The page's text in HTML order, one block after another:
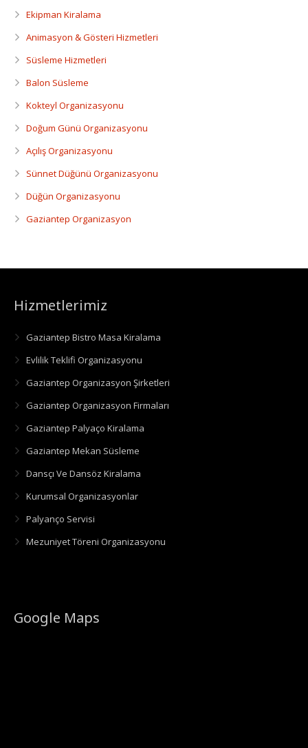
Ekipman Kiralama
Animasyon & Gösteri Hizmetleri
Süsleme Hizmetleri
Balon Süsleme
Kokteyl Organizasyonu
Doğum Günü Organizasyonu
Açılış Organizasyonu
Sünnet Düğünü Organizasyonu
Düğün Organizasyonu
Gaziantep Organizasyon
Hizmetlerimiz
Gaziantep Bistro Masa Kiralama
Evlilik Teklifi Organizasyonu
Gaziantep Organizasyon Şirketleri
Gaziantep Organizasyon Firmaları
Gaziantep Palyaço Kiralama
Gaziantep Mekan Süsleme
Dansçı Ve Dansöz Kiralama
Kurumsal Organizasyonlar
Palyanço Servisi
Mezuniyet Töreni Organizasyonu
Google Maps